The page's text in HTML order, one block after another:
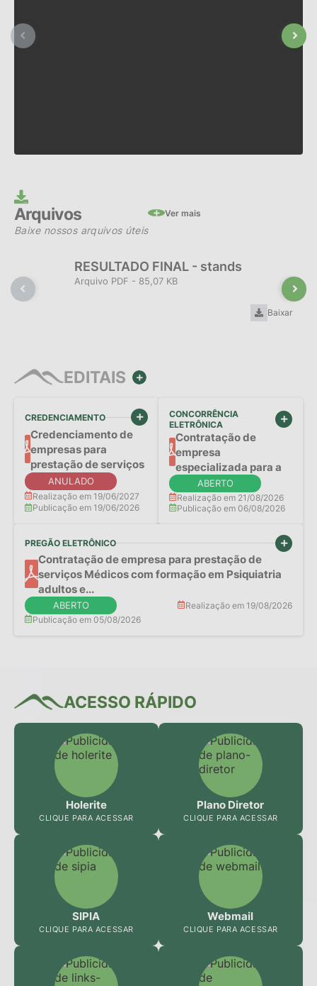
Arquivos
Baixe nossos arquivos úteis
Ver mais
RESULTADO FINAL - stands
PDF 85,07 KB
Baixar
EDITAIS VER MAIS
CREDENCIAMENTO VER MAIS
Credenciamento de
empresas para
prestação de serviços
de roçada manual,
roçada mecanizada e
capina...
ANULADO
Realização em 19/06/2027
Publicação em 19/06/2026
CONCORRÊNCIA
ELETRÔNICA
VER MAIS
Contratação de
empresa
especializada para a
execução da obra de
construção do
Receptivo no
ABERTO
Realização em 21/08/2026
Publicação em 06/08/2026
PREGÃO ELETRÔNICO VER MAIS
Contratação de empresa para prestação de
serviços Médicos com formação em Psiquiatria
adultos e...
ABERTO
Realização em 19/08/2026
Publicação em 05/08/2026
ACESSO RÁPIDO
Holerite
CLIQUE PARA ACESSAR
Plano Diretor
CLIQUE PARA ACESSAR
SIPIA
CLIQUE PARA ACESSAR
Webmail
CLIQUE PARA ACESSAR